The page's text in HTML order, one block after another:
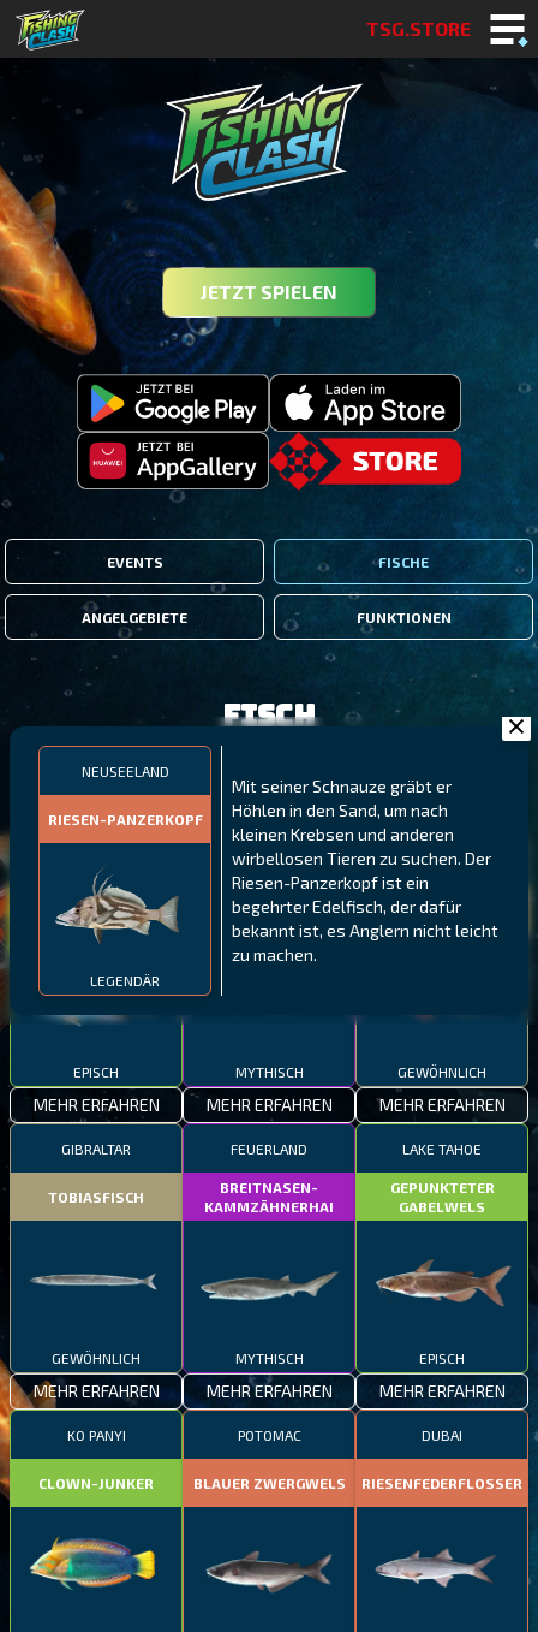
TSG.STORE
JETZT SPIELEN
EVENTS FISCHE
ANGELGEBIETE FUNKTIONEN
NEUSEELAND
RIESEN-PANZERKOPF
LEGENDÄR
Mit seiner Schnauze gräbt er
Höhlen in den Sand, um nach
kleinen Krebsen und anderen
wirbellosen Tieren zu suchen. Der
Riesen-Panzerkopf ist ein
begehrter Edelfisch, der dafür
bekannt ist, es Anglern nicht leicht
zu machen.
Fisch
MALAWI
GESTRECKTER
SCHABEMUND-
BUNTBARSCH
EPISCH
MEHR ERFAHREN
NÖRDLICHE FJORDE
ATLANTISCHER LENG
MYTHISCH
MEHR ERFAHREN
GALAPAGOS-INSELN
MEXIKANISCHER
SCHWEINSLIPPFISCH
GEWÖHNLICH
MEHR ERFAHREN
GIBRALTAR
TOBIASFISCH
GEWÖHNLICH
MEHR ERFAHREN
FEUERLAND
BREITNASEN-
KAMMZÄHNERHAI
MYTHISCH
MEHR ERFAHREN
LAKE TAHOE
GEPUNKTETER
GABELWELS
EPISCH
MEHR ERFAHREN
KO PANYI
CLOWN-JUNKER
POTOMAC
BLAUER ZWERGWELS
DUBAI
RIESENFEDERFLOSSER